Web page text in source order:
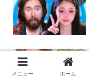
メニュー ホーム